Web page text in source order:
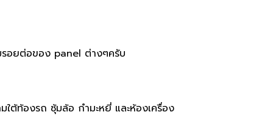
รอยต่อของ panel ต่างๆครับ
ใต้ท้องรถ ซุ้มล้อ กำมะหยี่ และห้องเครื่อง